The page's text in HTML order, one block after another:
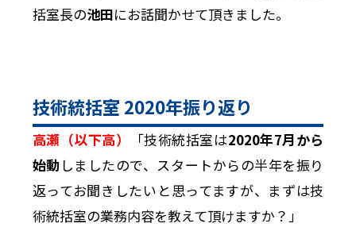
括室長の池田にお話聞かせて頂きました。
技術統括室 2020年振り返り
高瀬（以下高） 「技術統括室は2020年7月から
始動 しましたので、スタートからの半年を振り
返ってお聞きしたいと思ってますが、まずは技
術統括室の業務内容を教えて頂けますか？」